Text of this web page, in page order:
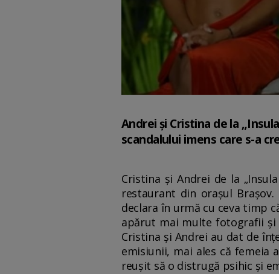
Andrei și Cristina de la
scandalului imens care s-a
Cristina și Andrei de la
restaurant din orașul
declara în urmă cu ceva timp
apărut mai multe fotografii și
Cristina și Andrei au dat de
emisiunii, mai ales că
reușit să o distrugă psihic și